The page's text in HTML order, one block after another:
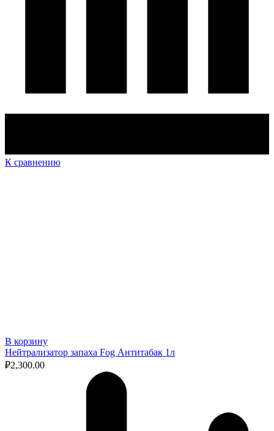
К сравнению
В корзину
Нейтрализатор запаха Fog Антитабак 1л
₽2,300.00